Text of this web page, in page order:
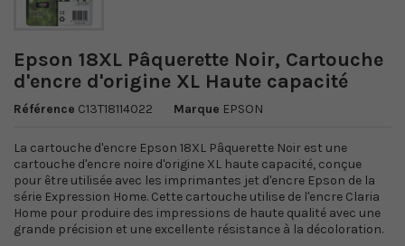
Epson 18XL Pâquerette Noir, Cartouche
d'encre d'origine XL Haute capacité
Référence C13T18114022 Marque EPSON
La cartouche d'encre Epson 18XL Pâquerette Noir est une
cartouche d'encre noire d'origine XL haute capacité, conçue
pour être utilisée avec les imprimantes jet d'encre Epson de la
série Expression Home. Cette cartouche utilise de l'encre Claria
Home pour produire des impressions de haute qualité avec une
grande précision et une excellente résistance à la décoloration.